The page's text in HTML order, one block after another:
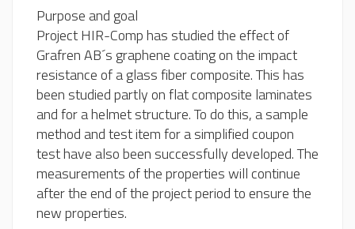
Purpose and goal
Project HIR-Comp has studied the effect of
Grafren AB´s graphene coating on the impact
resistance of a glass fiber composite. This has
been studied partly on flat composite laminates
and for a helmet structure. To do this, a sample
method and test item for a simplified coupon
test have also been successfully developed. The
measurements of the properties will continue
after the end of the project period to ensure the
new properties.